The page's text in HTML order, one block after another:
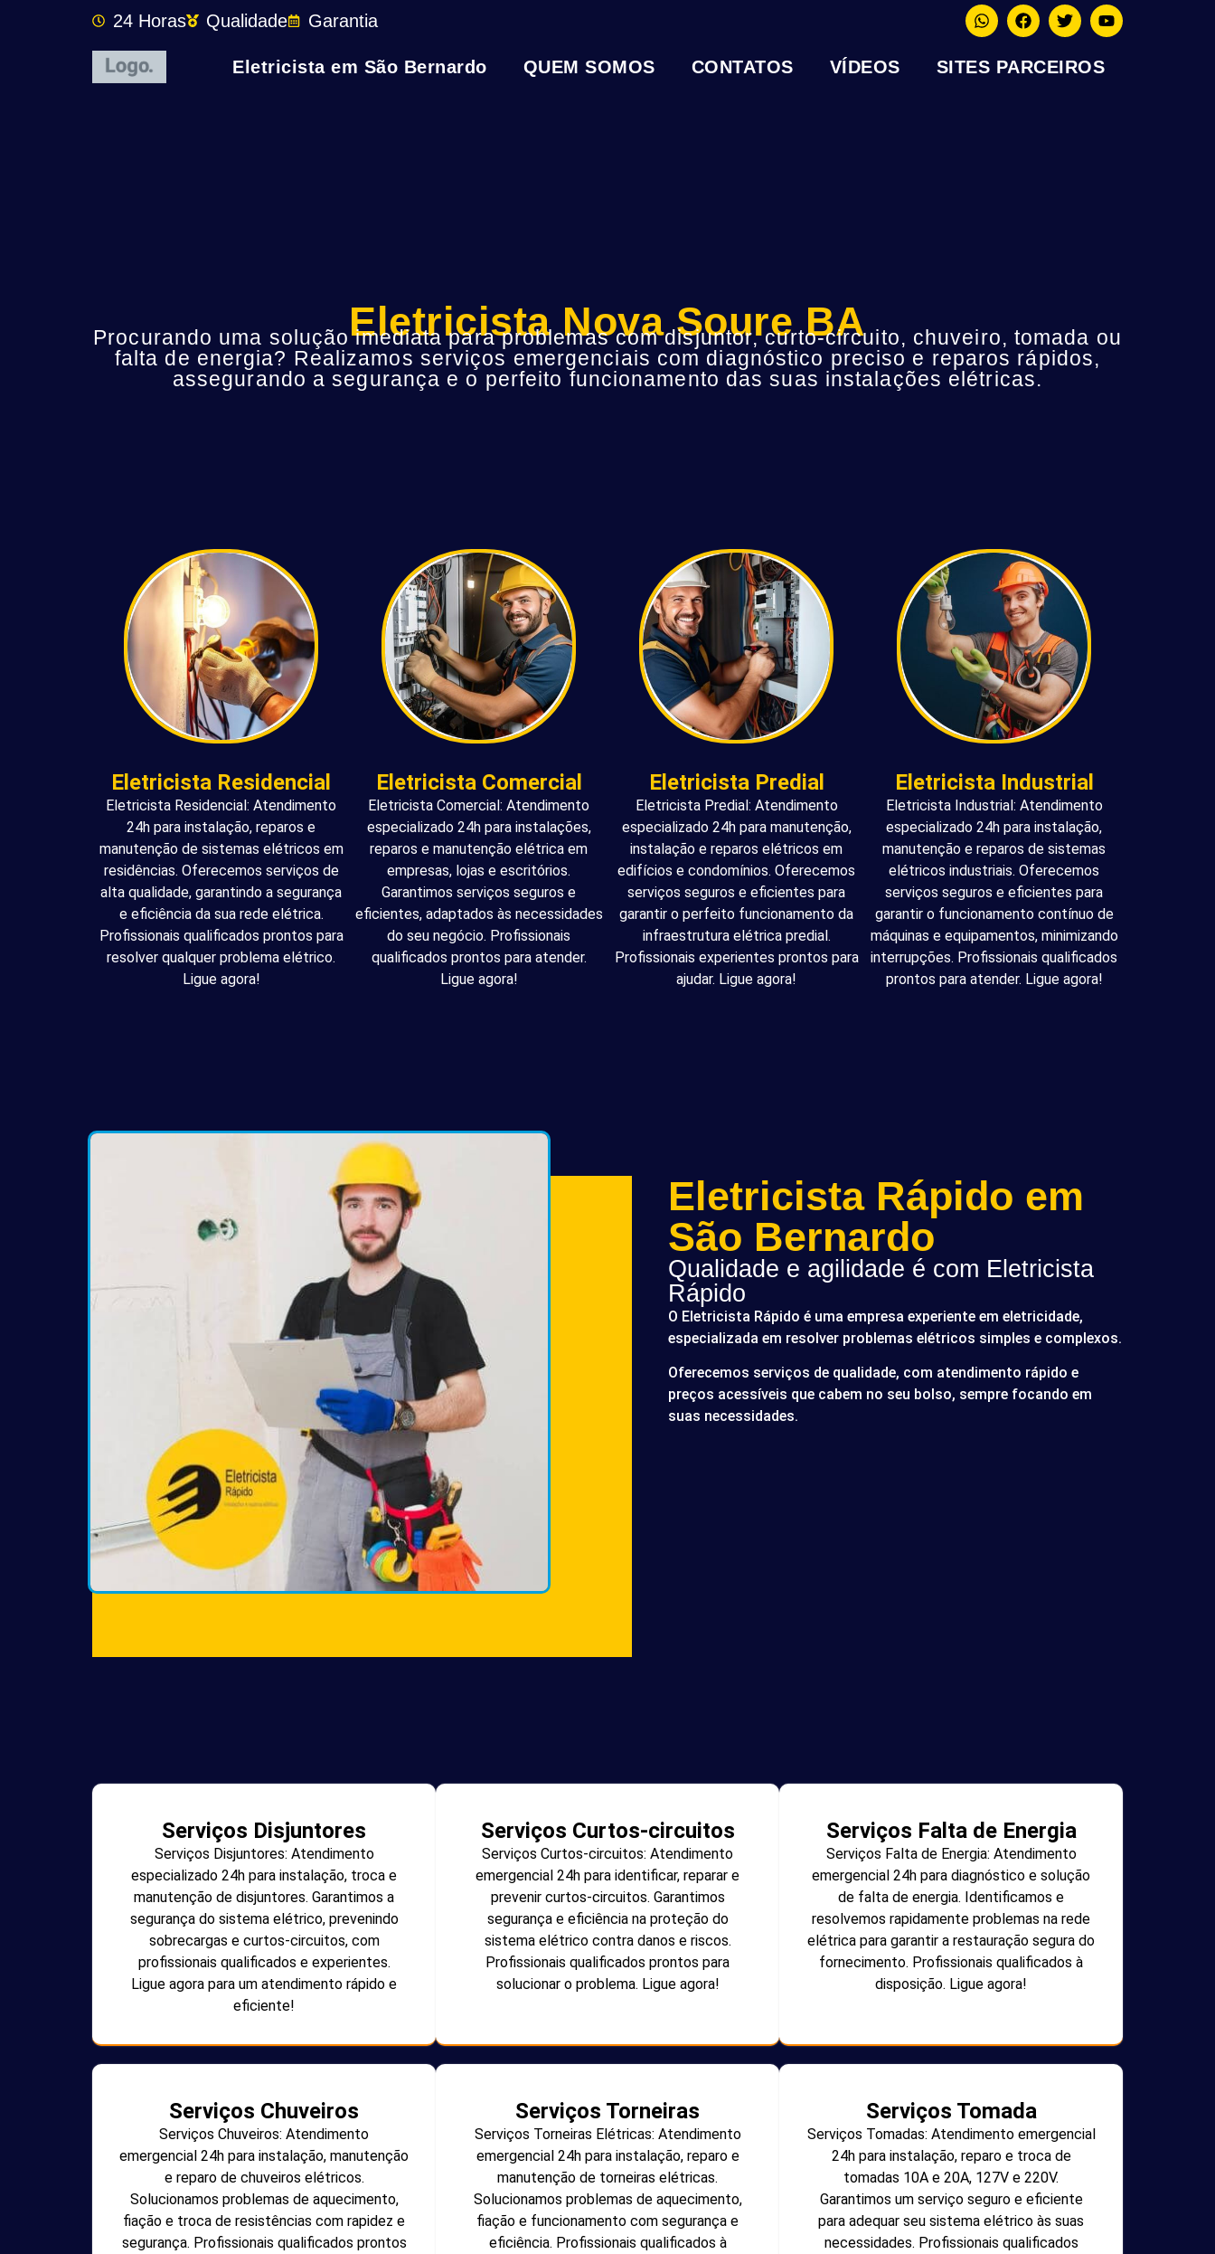
24 Horas Qualidade Garantia
Eletricista em São Bernardo QUEM SOMOS CONTATOS VÍDEOS SITES PARCEIROS
Eletricista Nova Soure BA
Procurando uma solução imediata para problemas com disjuntor, curto-circuito, chuveiro, tomada ou
falta de energia? Realizamos serviços emergenciais com diagnóstico preciso e reparos rápidos,
assegurando a segurança e o perfeito funcionamento das suas instalações elétricas.
Eletricista Residencial
Eletricista Residencial: Atendimento
24h para instalação, reparos e
manutenção de sistemas elétricos em
residências. Oferecemos serviços de
alta qualidade, garantindo a segurança
e eficiência da sua rede elétrica.
Profissionais qualificados prontos para
resolver qualquer problema elétrico.
Ligue agora!
Eletricista Comercial
Eletricista Comercial: Atendimento
especializado 24h para instalações,
reparos e manutenção elétrica em
empresas, lojas e escritórios.
Garantimos serviços seguros e
eficientes, adaptados às necessidades
do seu negócio. Profissionais
qualificados prontos para atender.
Ligue agora!
Eletricista Predial
Eletricista Predial: Atendimento
especializado 24h para manutenção,
instalação e reparos elétricos em
edifícios e condomínios. Oferecemos
serviços seguros e eficientes para
garantir o perfeito funcionamento da
infraestrutura elétrica predial.
Profissionais experientes prontos para
ajudar. Ligue agora!
Eletricista Industrial
Eletricista Industrial: Atendimento
especializado 24h para instalação,
manutenção e reparos de sistemas
elétricos industriais. Oferecemos
serviços seguros e eficientes para
garantir o funcionamento contínuo de
máquinas e equipamentos, minimizando
interrupções. Profissionais qualificados
prontos para atender. Ligue agora!
Eletricista Rápido em
São Bernardo
Qualidade e agilidade é com Eletricista
Rápido
O Eletricista Rápido é uma empresa experiente em eletricidade,
especializada em resolver problemas elétricos simples e complexos.
Oferecemos serviços de qualidade, com atendimento rápido e
preços acessíveis que cabem no seu bolso, sempre focando em
suas necessidades.
Serviços Disjuntores
Serviços Disjuntores: Atendimento
especializado 24h para instalação, troca e
manutenção de disjuntores. Garantimos a
segurança do sistema elétrico, prevenindo
sobrecargas e curtos-circuitos, com
profissionais qualificados e experientes.
Ligue agora para um atendimento rápido e
eficiente!
Serviços Curtos-circuitos
Serviços Curtos-circuitos: Atendimento
emergencial 24h para identificar, reparar e
prevenir curtos-circuitos. Garantimos
segurança e eficiência na proteção do
sistema elétrico contra danos e riscos.
Profissionais qualificados prontos para
solucionar o problema. Ligue agora!
Serviços Falta de Energia
Serviços Falta de Energia: Atendimento
emergencial 24h para diagnóstico e solução
de falta de energia. Identificamos e
resolvemos rapidamente problemas na rede
elétrica para garantir a restauração segura do
fornecimento. Profissionais qualificados à
disposição. Ligue agora!
Serviços Chuveiros
Serviços Chuveiros: Atendimento
emergencial 24h para instalação, manutenção
e reparo de chuveiros elétricos.
Solucionamos problemas de aquecimento,
fiação e troca de resistências com rapidez e
segurança. Profissionais qualificados prontos
Serviços Torneiras
Serviços Torneiras Elétricas: Atendimento
emergencial 24h para instalação, reparo e
manutenção de torneiras elétricas.
Solucionamos problemas de aquecimento,
fiação e funcionamento com segurança e
eficiência. Profissionais qualificados à
Serviços Tomada
Serviços Tomadas: Atendimento emergencial
24h para instalação, reparo e troca de
tomadas 10A e 20A, 127V e 220V.
Garantimos um serviço seguro e eficiente
para adequar seu sistema elétrico às suas
necessidades. Profissionais qualificados